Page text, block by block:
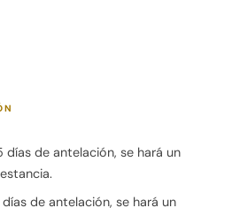
Raum für einen
suchen. Die Terrasse und
zusätzlichen Mehrwert und
gibt hervorragende
días de antelación, se hará un
de antelación, se hará un